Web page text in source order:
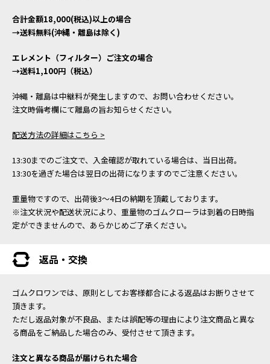
合計金額18,000(税込)以上の場合
→送料無料(沖縄・離島は除く)
エレメント（フィルター）ご注文の場合
→送料1,100円（税込）
沖縄・離島は中継料が発生しますので、お問い合わせください。
注文時備考欄にて離島の旨お知らせください。
配送方法の詳細はこちら >
13:30までのご注文で、入金確認が取れている場合は、当日出荷。
13:30を過ぎた場合は翌日の出荷になりますのでご注意ください。
重量物ですので、出荷後3～4日の納期を頂戴しております。
※注文状況や配送状況により、重量物のゴムクローラは到着の日時指
定ができませんので、あらかじめご了承ください。
返品・交換
ゴムクロワンでは、原則としてお客様都合による返品はお断りさせて
頂きます。
ただし返品対象が不良品、または誤配等の理由により注文商品と異な
る商品をご納品した場合のみ、受付させて頂きます。
注文と異なる商品が届けられた場合